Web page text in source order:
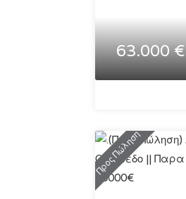
63.000 €
Προς Πώληση